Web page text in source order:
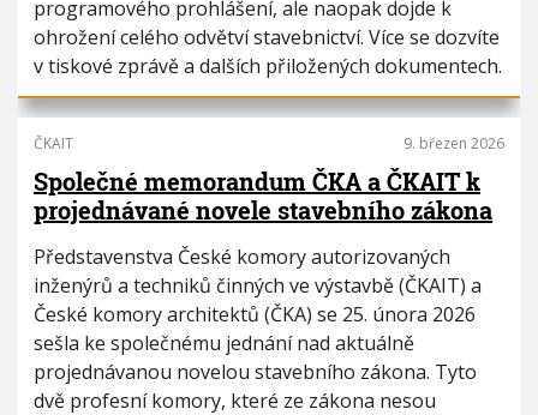
programového prohlášení, ale naopak dojde k
ohrožení celého odvětví stavebnictví. Více se dozvíte
v tiskové zprávě a dalších přiložených dokumentech.
ČKAIT 9. březen 2026
Společné memorandum ČKA a ČKAIT k
projednávané novele stavebního zákona
Představenstva České komory autorizovaných
inženýrů a techniků činných ve výstavbě (ČKAIT) a
České komory architektů (ČKA) se 25. února 2026
sešla ke společnému jednání nad aktuálně
projednávanou novelou stavebního zákona. Tyto
dvě profesní komory, které ze zákona nesou